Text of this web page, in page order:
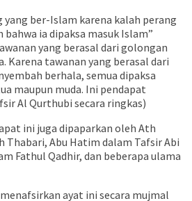
yang ber-Islam karena kalah perang
ia dipaksa masuk Islam”
yang berasal dari golongan
Karena tawanan yang berasal dari
berhala, semua dipaksa
maupun muda. Ini pendapat
Al Qurthubi secara ringkas)
ini juga dipaparkan oleh Ath
Thabari, Abu Hatim dalam Tafsir Abi
Fathul Qadhir, dan beberapa ulama
ayat ini secara mujmal